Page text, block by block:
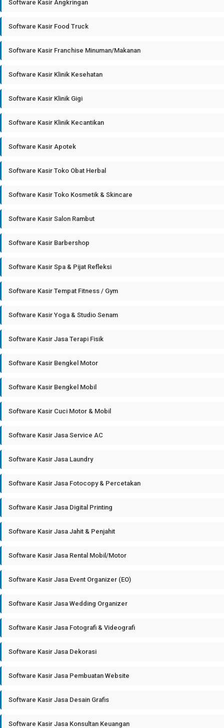
Software Kasir Angkringan
Software Kasir Food Truck
Software Kasir Franchise Minuman/Makanan
Software Kasir Klinik Kesehatan
Software Kasir Klinik Gigi
Software Kasir Klinik Kecantikan
Software Kasir Apotek
Software Kasir Toko Obat Herbal
Software Kasir Toko Kosmetik & Skincare
Software Kasir Salon Rambut
Software Kasir Barbershop
Software Kasir Spa & Pijat Refleksi
Software Kasir Tempat Fitness / Gym
Software Kasir Yoga & Studio Senam
Software Kasir Jasa Terapi Fisik
Software Kasir Bengkel Motor
Software Kasir Bengkel Mobil
Software Kasir Cuci Motor & Mobil
Software Kasir Jasa Service AC
Software Kasir Jasa Laundry
Software Kasir Jasa Fotocopy & Percetakan
Software Kasir Jasa Digital Printing
Software Kasir Jasa Jahit & Penjahit
Software Kasir Jasa Rental Mobil/Motor
Software Kasir Jasa Event Organizer (EO)
Software Kasir Jasa Wedding Organizer
Software Kasir Jasa Fotografi & Videografi
Software Kasir Jasa Dekorasi
Software Kasir Jasa Pembuatan Website
Software Kasir Jasa Desain Grafis
Software Kasir Jasa Konsultan Keuangan